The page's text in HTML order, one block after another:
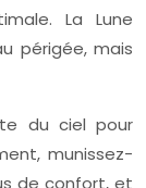
La Lune
périgée, mais
du ciel pour
munissez-
de confort, et